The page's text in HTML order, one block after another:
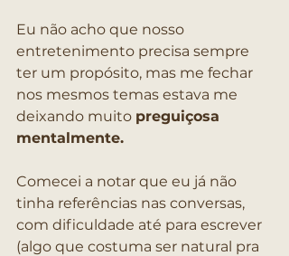
Eu não acho que nosso
entretenimento precisa sempre
ter um propósito, mas me fechar
nos mesmos temas estava me
deixando muito preguiçosa
mentalmente.
Comecei a notar que eu já não
tinha referências nas conversas,
com dificuldade até para escrever
(algo que costuma ser natural pra